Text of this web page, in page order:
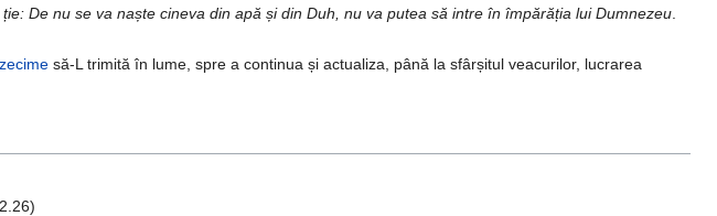
De nu se va naște cineva din apă și din Duh, nu va putea să intre în împărăția lui Dumnezeu.
să-L trimită în lume, spre a continua și actualiza, până la sfârșitul veacurilor, lucrarea